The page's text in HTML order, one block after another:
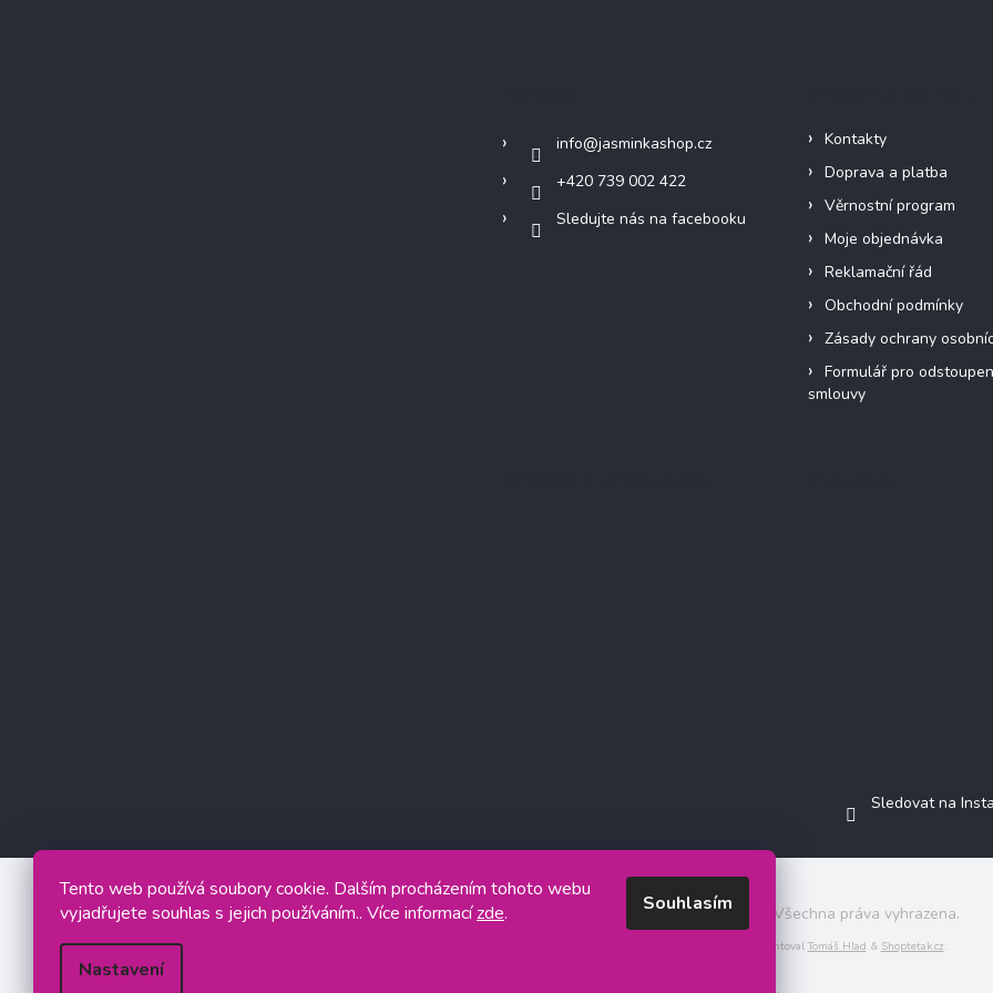
Tento web používá soubory cookie. Dalším procházením tohoto webu
vyjadřujete souhlas s jejich používáním.. Více informacízde.
Nastavení
Souhlasím
info@jasminkashop.cz
+420 739 002 422
Sledujte nás na facebooku
Kontakty
Doprava a platba
Věrnostní program
Moje objednávka
Reklamační řád
Obchodní podmínky
Zásady ochrany
Formulář pro
smlouvy
Sledovat na
Jasminkashop.cz . Všechna práva vyhrazena.
Grafický návrh vytvořil a na Shoptet implementoval Tomáš Hlad & Shoptetak.cz.